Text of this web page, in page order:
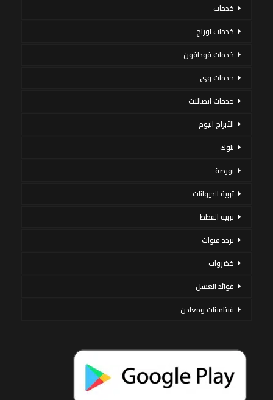
خدمات
خدمات اورنج
خدمات فودافون
خدمات وى
خدمات اتصالات
الأبراج اليوم
بنوك
بورصة
تربية الحيوانات
تربية القطط
تردد قنوات
خضروات
فوائد العسل
فيتامينات ومعادن